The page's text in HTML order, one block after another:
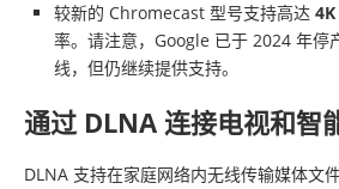
较新的 Chromecast 型号支持高达
率。请注意，Google 已于 2024 年停
线，但仍继续提供支持。
通过 DLNA 连接电视和智
DLNA 支持在家庭网络内无线传输媒体文件